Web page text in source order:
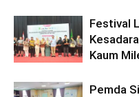
Festival
Kaum
Pemda